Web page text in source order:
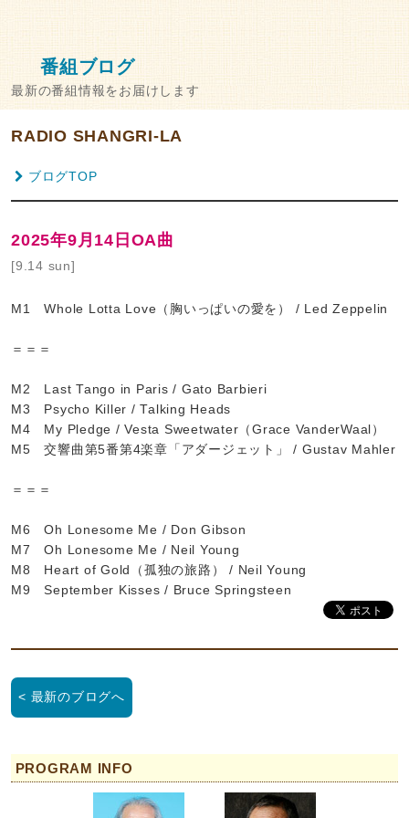
番組ブログ
最新の番組情報をお届けします
RADIO SHANGRI-LA
ブログTOP
2025年9月14日OA曲
[9.14 sun]
M1 Whole Lotta Love（胸いっぱいの愛を） / Led Zeppelin
＝＝＝
M2 Last Tango in Paris / Gato Barbieri
M3 Psycho Killer / Talking Heads
M4 My Pledge / Vesta Sweetwater（Grace VanderWaal）
M5 交響曲第5番第4楽章「アダージェット」 / Gustav Mahler
＝＝＝
M6 Oh Lonesome Me / Don Gibson
M7 Oh Lonesome Me / Neil Young
M8 Heart of Gold（孤独の旅路） / Neil Young
M9 September Kisses / Bruce Springsteen
< 最新のブログへ
PROGRAM INFO